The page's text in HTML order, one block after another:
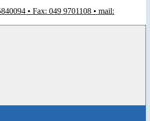
• Fax: 049 9701108 • mail: